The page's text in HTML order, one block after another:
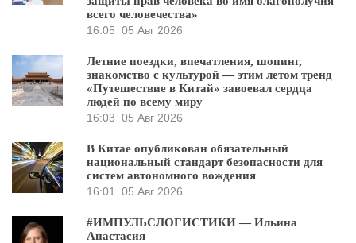
всего человечества»
16:05 05 Авг 2026
Летние поездки, впечатления, шопинг,
знакомство с культурой — этим летом тренд
«Путешествие в Китай» завоевал сердца
людей по всему миру
16:03 05 Авг 2026
В Китае опубликован обязательный
национальный стандарт безопасности для
систем автономного вождения
16:01
05 Авг 2026
#ИМПУЛЬСЛОГИСТИКИ — Ильина
Анастасия